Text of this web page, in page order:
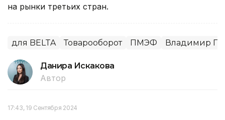
на рынки третьих стран.
для BELTA Товарооборот ПМЭФ Владимир
Данира Искакова
Автор
17:43, 19 Сентября 2024